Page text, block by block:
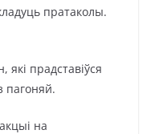
пратаколы.
прадставіўся
пагоняй.
на